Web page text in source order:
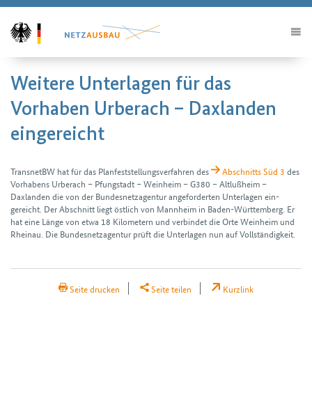
Weitere Unterlagen für das
Vorhaben Urberach – Daxlanden
eingereicht
TransnetBW hat für das Plan­feststellungs­verfahren des Abschnitts Süd 3 des
Vorhabens Urberach – Pfungstadt – Weinheim – G380 – Altlußheim –
Daxlanden die von der Bundes­netz­agentur angeforderten Unterlagen ein­
gereicht. Der Abschnitt liegt östlich von Mannheim in Baden-Württemberg. Er
hat eine Länge von etwa 18 Kilometern und verbindet die Orte Weinheim und
Rheinau. Die Bundes­netz­agentur prüft die Unterlagen nun auf Voll­ständig­keit.
Seite drucken Seite teilen Kurzlink